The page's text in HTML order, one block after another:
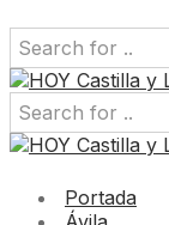
Portada